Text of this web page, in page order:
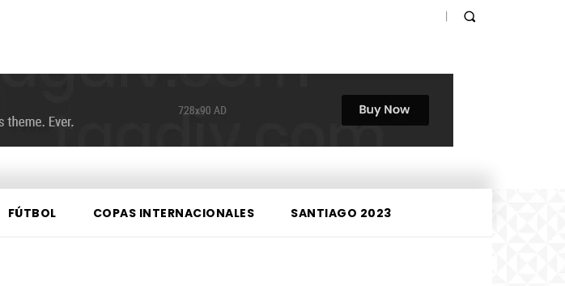
FÚTBOL COPAS INTERNACIONALES SANTIAGO 2023